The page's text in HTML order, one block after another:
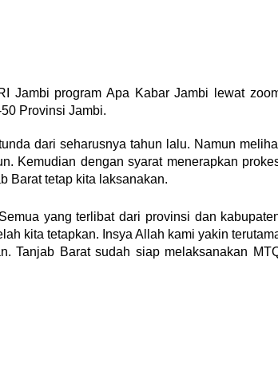
Jambi program Apa Kabar Jambi lewat
Provinsi Jambi.
dari seharusnya tahun lalu. Namun
Kemudian dengan syarat menerapkan
Barat tetap kita laksanakan.
yang terlibat dari provinsi dan
kita tetapkan. Insya Allah kami yakin
Tanjab Barat sudah siap melaksanakan